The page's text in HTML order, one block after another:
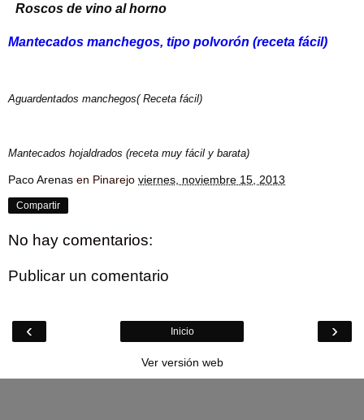
Roscos de vino al horno
Mantecados manchegos, tipo polvorón (receta fácil)
Aguardentados manchegos( Receta fácil)
Mantecados hojaldrados (receta muy fácil y barata)
Paco Arenas en Pinarejo viernes, noviembre 15, 2013
Compartir
No hay comentarios:
Publicar un comentario
‹ ›
Inicio
Ver versión web